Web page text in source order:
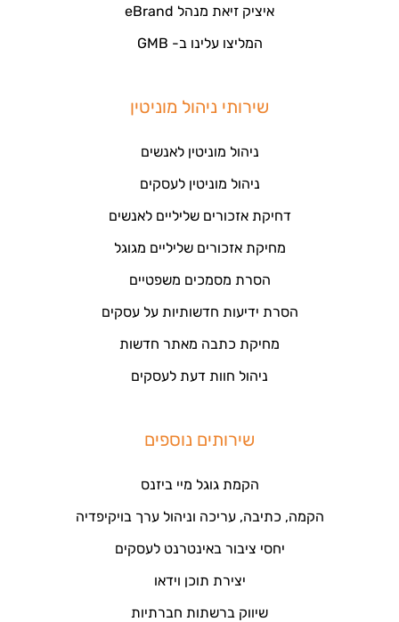
איציק זיאת מנהל eBrand
המליצו עלינו ב- GMB
שירותי ניהול מוניטין
ניהול מוניטין לאנשים
ניהול מוניטין לעסקים
דחיקת אזכורים שליליים לאנשים
מחיקת אזכורים שליליים מגוגל
הסרת מסמכים משפטיים
הסרת ידיעות חדשותיות על עסקים
מחיקת כתבה מאתר חדשות
ניהול חוות דעת לעסקים
שירותים נוספים
הקמת גוגל מיי ביזנס
הקמה, כתיבה, עריכה וניהול ערך בויקיפדיה
יחסי ציבור באינטרנט לעסקים
יצירת תוכן וידאו
שיווק ברשתות חברתיות